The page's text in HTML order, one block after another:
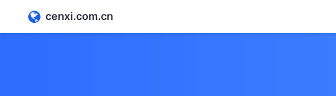
cenxi.com.cn